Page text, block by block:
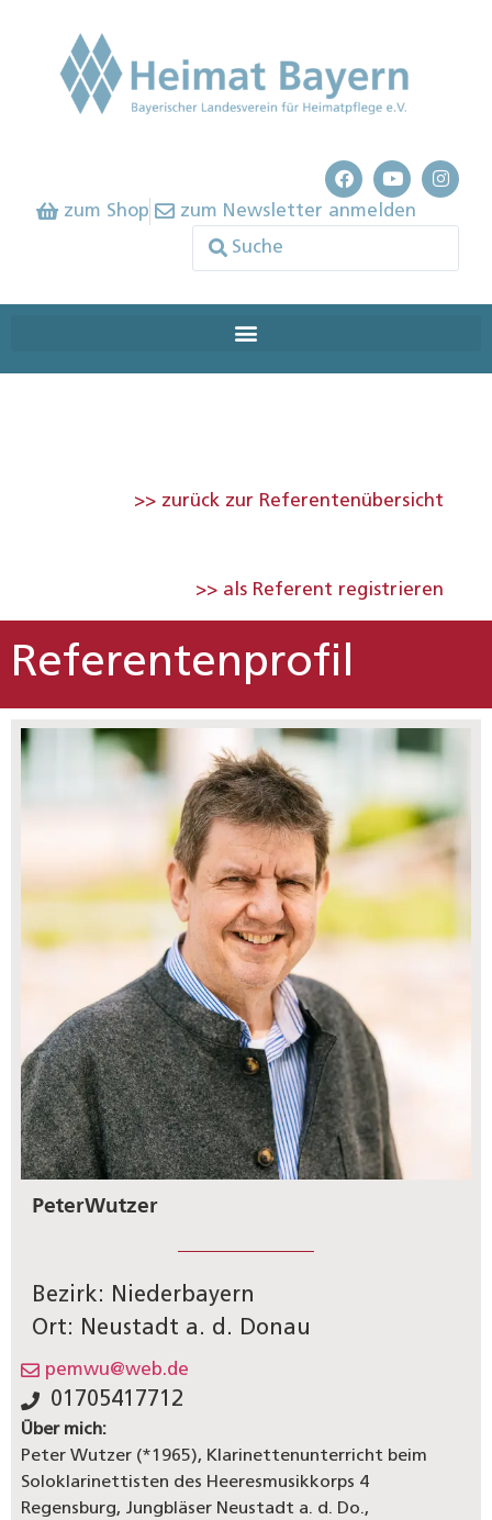
zum Shop zum Newsletter anmelden
>> zurück zur Referentenübersicht
>> als Referent registrieren
Referentenprofil
PeterWutzer
Bezirk: Niederbayern
Ort: Neustadt a. d. Donau
pemwu@web.de
01705417712
Über mich:
Peter Wutzer (*1965), Klarinettenunterricht beim
Soloklarinettisten des Heeresmusikkorps 4
Regensburg, Jungbläser Neustadt a. d. Do.,